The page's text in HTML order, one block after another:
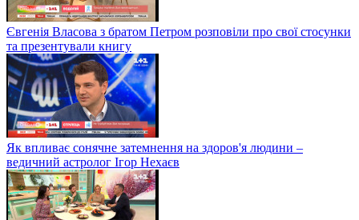
Євгенія Власова з братом Петром розповіли про свої стосунки
та презентували книгу
Як впливає сонячне затемнення на здоров'я людини –
ведичний астролог Ігор Нехаєв